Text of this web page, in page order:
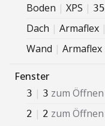
Boden | XPS | 35
Dach | Armaflex |
Wand | Armaflex
Fenster
3 | 3 zum Öffnen
2 | 2 zum Öffnen